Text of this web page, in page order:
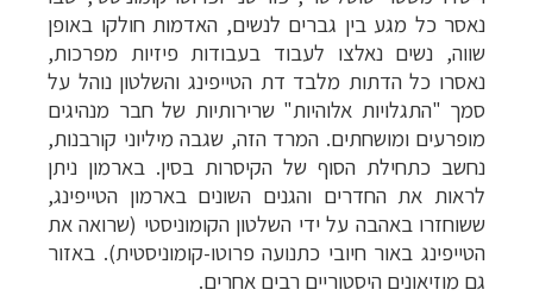
נאסר כל מגע בין גברים לנשים, האדמות חולקו באופן
שווה, נשים נאלצו לעבוד בעבודות פיזיות מפרכות,
נאסרו כל הדתות מלבד דת הטייפינג והשלטון נוהל על
סמך "התגלויות אלוהיות" שרירותיות של חבר מנהיגים
מופרעים ומושחתים. המרד הזה, שגבה מיליוני קורבנות,
נחשב כתחילת הסוף של הקיסרות בסין. בארמון ניתן
לראות את החדרים והגנים השונים בארמון הטייפינג,
ששוחזרו באהבה על ידי השלטון הקומוניסטי (שרואה את
הטייפינג באור חיובי כתנועה פרוטו-קומוניסטית). באזור
גם מוזיאונים היסטוריים רבים אחרים.